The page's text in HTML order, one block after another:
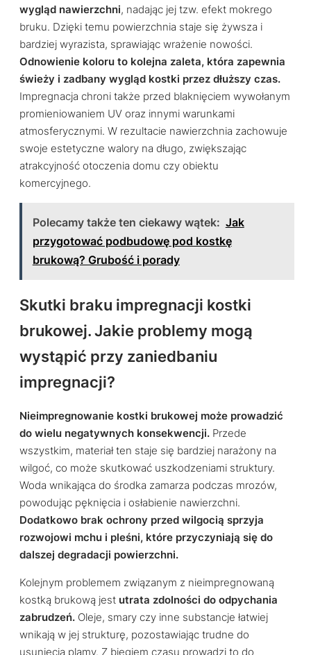
wygląd nawierzchni, nadając jej tzw. efekt mokrego
bruku. Dzięki temu powierzchnia staje się żywsza i
bardziej wyrazista, sprawiając wrażenie nowości.
Odnowienie koloru to kolejna zaleta, która zapewnia
świeży i zadbany wygląd kostki przez dłuższy czas.
Impregnacja chroni także przed blaknięciem wywołanym
promieniowaniem UV oraz innymi warunkami
atmosferycznymi. W rezultacie nawierzchnia zachowuje
swoje estetyczne walory na długo, zwiększając
atrakcyjność otoczenia domu czy obiektu
komercyjnego.
Polecamy także ten ciekawy wątek: Jak
przygotować podbudowę pod kostkę
brukową? Grubość i porady
Skutki braku impregnacji kostki
brukowej. Jakie problemy mogą
wystąpić przy zaniedbaniu
impregnacji?
Nieimpregnowanie kostki brukowej może prowadzić
do wielu negatywnych konsekwencji. Przede
wszystkim, materiał ten staje się bardziej narażony na
wilgoć, co może skutkować uszkodzeniami struktury.
Woda wnikająca do środka zamarza podczas mrozów,
powodując pęknięcia i osłabienie nawierzchni.
Dodatkowo brak ochrony przed wilgocią sprzyja
rozwojowi mchu i pleśni, które przyczyniają się do
dalszej degradacji powierzchni.
Kolejnym problemem związanym z nieimpregnowaną
kostką brukową jest utrata zdolności do odpychania
zabrudzeń. Oleje, smary czy inne substancje łatwiej
wnikają w jej strukturę, pozostawiając trudne do
usunięcia plamy. Z biegiem czasu prowadzi to do